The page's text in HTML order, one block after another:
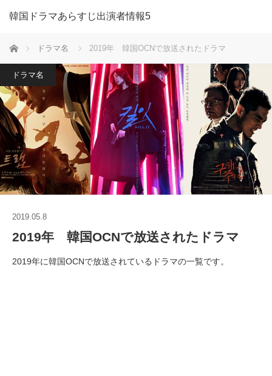
韓国ドラマあらすじ出演者情報5
ホーム ドラマ名 2019年 韓国OCNで放送されたドラマ
ドラマ名
2019.05.8
2019年 韓国OCNで放送されたドラマ
2019年に韓国OCNで放送されているドラマの一覧です。